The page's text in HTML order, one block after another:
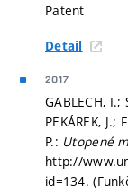
Patent
Detail
2017
GABLECH, I.;
PEKÁREK, J.;
P.: Utopené
http://
id=134.